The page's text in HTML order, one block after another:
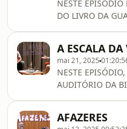
NESTE
DO LIVRO DA
A ESCALA
mai 21, 2025
NESTE
AUDITÓRIO DA
LITERÁRIA. UM
AFAZERES